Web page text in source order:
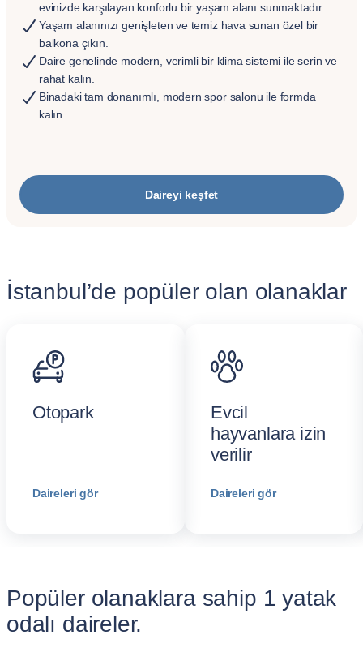
evinizde karşılayan konforlu bir yaşam alanı sunmaktadır.
Yaşam alanınızı genişleten ve temiz hava sunan özel bir
balkona çıkın.
Daire genelinde modern, verimli bir klima sistemi ile serin ve
rahat kalın.
Binadaki tam donanımlı, modern spor salonu ile formda
kalın.
Daireyi keşfet
İstanbul’de popüler olan olanaklar
Otopark
Daireleri gör
Evcil
hayvanlara izin
verilir
Daireleri gör
Popüler olanaklara sahip 1 yatak
odalı daireler.